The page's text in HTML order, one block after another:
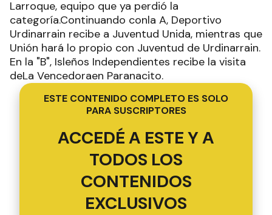
Larroque, equipo que ya perdió la
categoría.Continuando conla A, Deportivo
Urdinarrain recibe a Juventud Unida, mientras que
Unión hará lo propio con Juventud de Urdinarrain.
En la "B", Isleños Independientes recibe la visita
deLa Vencedoraen Paranacito.
ESTE CONTENIDO COMPLETO ES SOLO
PARA SUSCRIPTORES
ACCEDÉ A ESTE Y A
TODOS LOS
CONTENIDOS
EXCLUSIVOS